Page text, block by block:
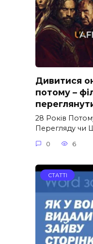
Дивитися
потому –
28 Років
Перегляду чи
0 6
СТАТТІ